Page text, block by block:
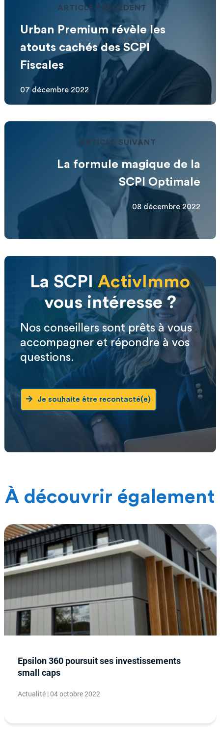
ARTICLE PRÉCÉDENT
Urban Premium révèle les
atouts cachés des SCPI
Fiscales
07 décembre 2022
ARTICLE SUIVANT
La formule magique de la
SCPI Optimale
08 décembre 2022
La SCPIActivImmo
vous intéresse ?
Nos conseillers sont prêts à vous
accompagner et répondre à vos
questions.
Je souhaite être recontacté(e)
À découvrir également
Epsilon 360 poursuit ses investissements
small caps
Actualité | 04 octobre 2022